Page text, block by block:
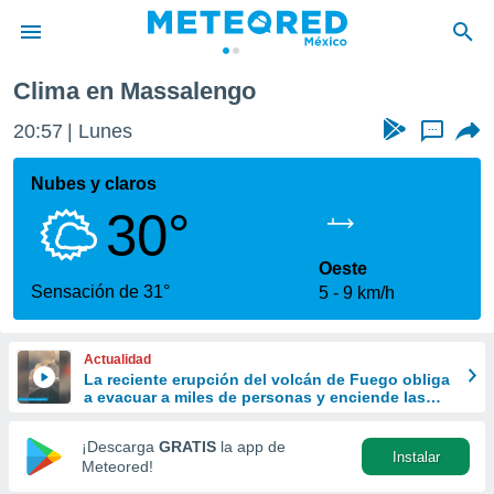
de
ha sido
calidad.
a este
las
y
forma
digital
basada
Clima en Massalengo
20:57 Lunes ...
Nubes y claros
30°
Sensación de 31°
Oeste
5
9 km/h
Actualidad
La reciente erupción del volcán de Fuego obliga
a evacuar a miles de personas y enciende las
¡Descarga GRATIS la app de
Meteored!
Instalar